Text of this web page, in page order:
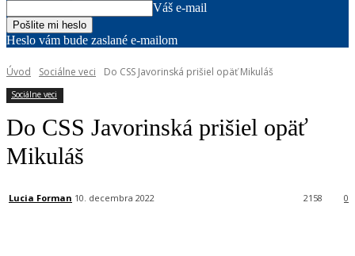
Váš e-mail
Heslo vám bude zaslané e-mailom
Úvod Sociálne veci Do CSS Javorinská prišiel opäť Mikuláš
Sociálne veci
Do CSS Javorinská prišiel opäť
Mikuláš
Lucia Forman 10. decembra 2022 0
2158